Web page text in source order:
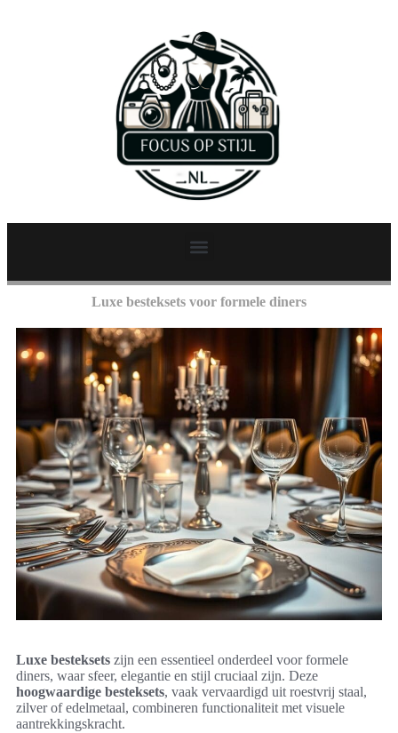
Luxe besteksets voor formele diners
Luxe besteksets zijn een essentieel onderdeel voor formele
diners, waar sfeer, elegantie en stijl cruciaal zijn. Deze
hoogwaardige besteksets, vaak vervaardigd uit roestvrij staal,
zilver of edelmetaal, combineren functionaliteit met visuele
aantrekkingskracht.